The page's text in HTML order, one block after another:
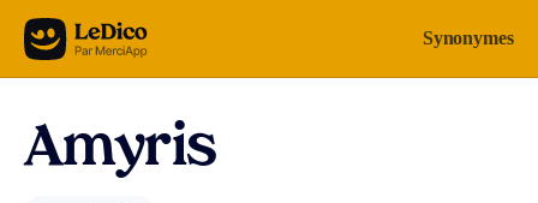
Aller au contenu Synonymes
Amyris